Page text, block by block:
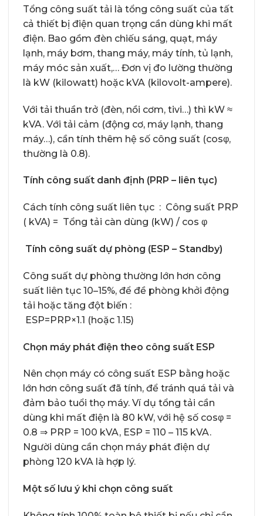
Tổng công suất tải là tổng công suất của tất
cả thiết bị điện quan trọng cần dùng khi mất
điện. Bao gồm đèn chiếu sáng, quạt, máy
lạnh, máy bơm, thang máy, máy tính, tủ lạnh,
máy móc sản xuất,… Đơn vị đo lường thường
là kW (kilowatt) hoặc kVA (kilovolt-ampere).
Với tải thuần trở (đèn, nồi cơm, tivi…) thì kW ≈
kVA. Với tải cảm (động cơ, máy lạnh, thang
máy…), cần tính thêm hệ số công suất (cosφ,
thường là 0.8).
Tính công suất danh định (PRP – liên tục)
Cách tính công suất liên tục : Công suất PRP
( kVA) = Tổng tải càn dùng (kW) / cos φ
Tính công suất dự phòng (ESP – Standby)
Công suất dự phòng thường lớn hơn công
suất liên tục 10–15%, để đề phòng khởi động
tải hoặc tăng đột biến :
ESP=PRP×1.1 (hoặc 1.15)
Chọn máy phát điện theo công suất ESP
Nên chọn máy có công suất ESP bằng hoặc
lớn hơn công suất đã tính, để tránh quá tải và
đảm bảo tuổi thọ máy. Ví dụ tổng tải cần
dùng khi mất điện là 80 kW, với hệ số cosφ =
0.8 ⇒ PRP = 100 kVA, ESP = 110 – 115 kVA.
Người dùng cần chọn máy phát điện dự
phòng 120 kVA là hợp lý.
Một số lưu ý khi chọn công suất